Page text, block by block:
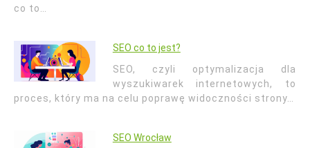
co to…
SEO co to jest?
SEO, czyli optymalizacja dla
wyszukiwarek internetowych, to
proces, który ma na celu poprawę widoczności strony…
SEO Wrocław